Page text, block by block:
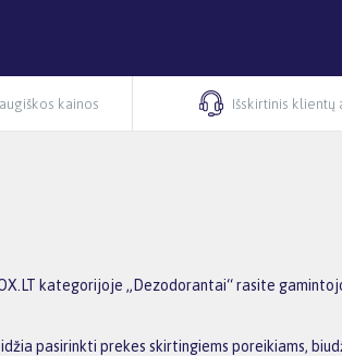
kainos Išskirtinis klientų
kategorijoje „Dezodorantai“ rasite
pasirinkti prekes skirtingiems poreikiams,